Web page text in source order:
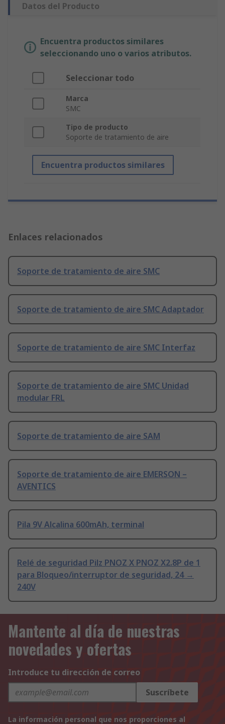
Datos del Producto
Encuentra productos similares
seleccionando uno o varios atributos.
Seleccionar todo
Marca
SMC
Tipo de producto
Soporte de tratamiento de aire
Encuentra productos similares
Enlaces relacionados
Soporte de tratamiento de aire SMC
Soporte de tratamiento de aire SMC Adaptador
Soporte de tratamiento de aire SMC Interfaz
Soporte de tratamiento de aire SMC Unidad
modular FRL
Soporte de tratamiento de aire SAM
Soporte de tratamiento de aire EMERSON –
AVENTICS
Pila 9V Alcalina 600mAh, terminal
Relé de seguridad Pilz PNOZ X PNOZ X2.8P de 1
para Bloqueo/interruptor de seguridad, 24 →
240V
Mantente al día de nuestras
novedades y ofertas
Introduce tu dirección de correo
Suscríbete
La información personal que nos proporciones al